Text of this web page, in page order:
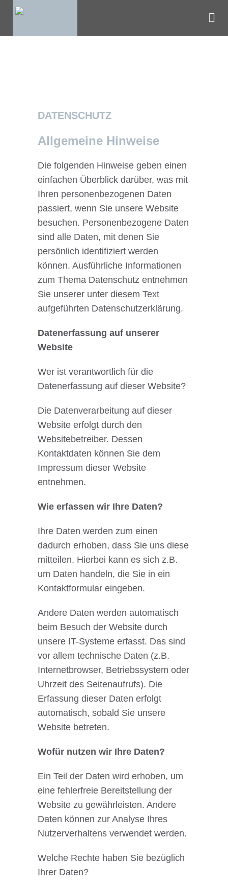
DATENSCHUTZ
Allgemeine Hinweise
Die folgenden Hinweise geben einen
einfachen Überblick darüber, was mit
Ihren personenbezogenen Daten
passiert, wenn Sie unsere Website
besuchen. Personenbezogene Daten
sind alle Daten, mit denen Sie
persönlich identifiziert werden
können. Ausführliche Informationen
zum Thema Datenschutz entnehmen
Sie unserer unter diesem Text
aufgeführten Datenschutzerklärung.
Datenerfassung auf unserer
Website
Wer ist verantwortlich für die
Datenerfassung auf dieser Website?
Die Datenverarbeitung auf dieser
Website erfolgt durch den
Websitebetreiber. Dessen
Kontaktdaten können Sie dem
Impressum dieser Website
entnehmen.
Wie erfassen wir Ihre Daten?
Ihre Daten werden zum einen
dadurch erhoben, dass Sie uns diese
mitteilen. Hierbei kann es sich z.B.
um Daten handeln, die Sie in ein
Kontaktformular eingeben.
Andere Daten werden automatisch
beim Besuch der Website durch
unsere IT-Systeme erfasst. Das sind
vor allem technische Daten (z.B.
Internetbrowser, Betriebssystem oder
Uhrzeit des Seitenaufrufs). Die
Erfassung dieser Daten erfolgt
automatisch, sobald Sie unsere
Website betreten.
Wofür nutzen wir Ihre Daten?
Ein Teil der Daten wird erhoben, um
eine fehlerfreie Bereitstellung der
Website zu gewährleisten. Andere
Daten können zur Analyse Ihres
Nutzerverhaltens verwendet werden.
Welche Rechte haben Sie bezüglich
Ihrer Daten?